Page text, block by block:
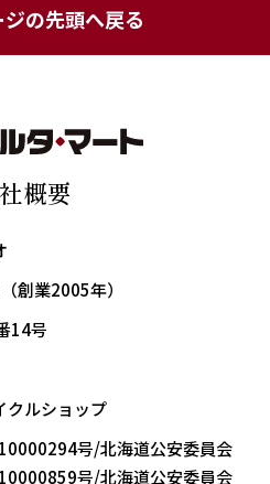
の先頭へ戻る
概要
創業2005年）
14号
クルショップ
号/北海道公安委員会
号/北海道公安委員会